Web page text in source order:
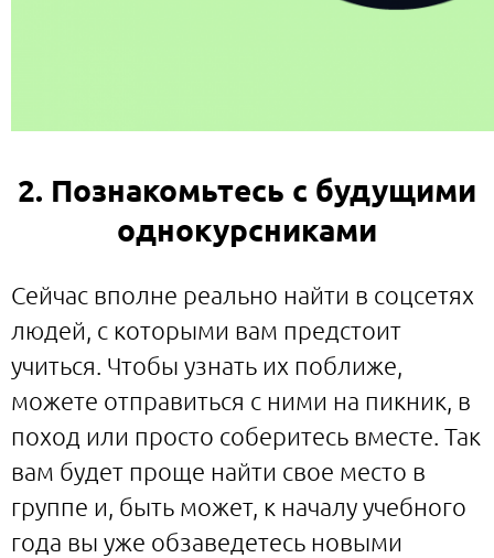
2. Познакомьтесь с будущими
однокурсниками
Сейчас вполне реально найти в соцсетях
людей, с которыми вам предстоит
учиться. Чтобы узнать их поближе,
можете отправиться с ними на пикник, в
поход или просто соберитесь вместе. Так
вам будет проще найти свое место в
группе и, быть может, к началу учебного
года вы уже обзаведетесь новыми